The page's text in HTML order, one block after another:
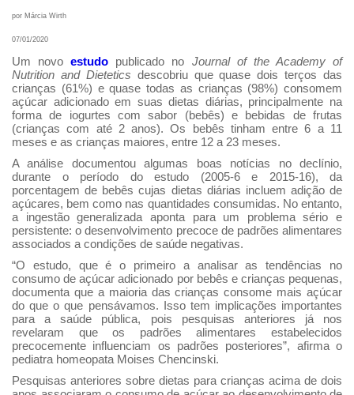
por Márcia Wirth
07/01/2020
Um novoestudo publicado no Journal of the Academy of
Nutrition and Dietetics descobriu que quase dois terços das
crianças (61%) e quase todas as crianças (98%) consomem
açúcar adicionado em suas dietas diárias, principalmente na
forma de iogurtes com sabor (bebês) e bebidas de frutas
(crianças com até 2 anos). Os bebês tinham entre 6 a 11
meses e as crianças maiores, entre 12 a 23 meses.
A análise documentou algumas boas notícias no declínio,
durante o período do estudo (2005-6 e 2015-16), da
porcentagem de bebês cujas dietas diárias incluem adição de
açúcares, bem como nas quantidades consumidas. No entanto,
a ingestão generalizada aponta para um problema sério e
persistente: o desenvolvimento precoce de padrões alimentares
associados a condições de saúde negativas.
“O estudo, que é o primeiro a analisar as tendências no
consumo de açúcar adicionado por bebês e crianças pequenas,
documenta que a maioria das crianças consome mais açúcar
do que o que pensávamos. Isso tem implicações importantes
para a saúde pública, pois pesquisas anteriores já nos
revelaram que os padrões alimentares estabelecidos
precocemente influenciam os padrões posteriores”, afirma o
pediatra homeopata Moises Chencinski.
Pesquisas anteriores sobre dietas para crianças acima de dois